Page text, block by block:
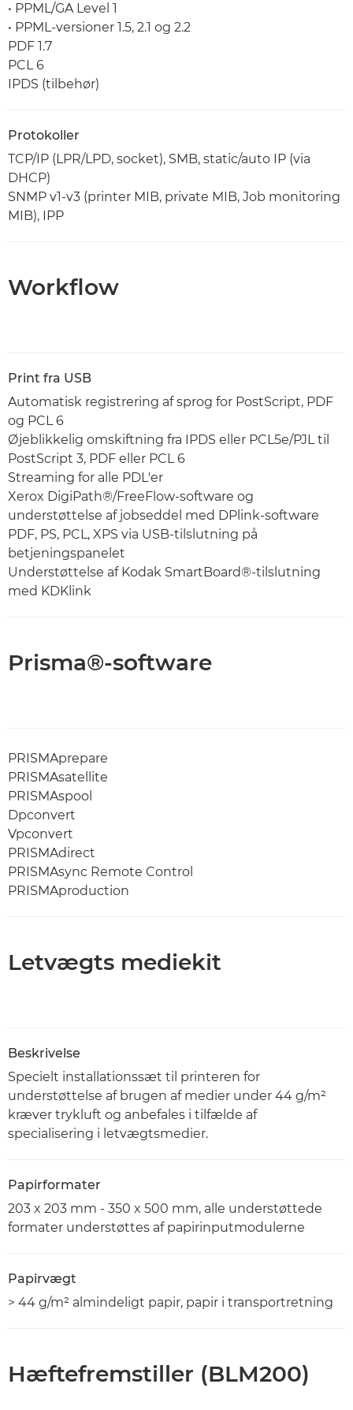
• PPML/GA Level 1
• PPML-versioner 1.5, 2.1 og 2.2
PDF 1.7
PCL 6
IPDS (tilbehør)
Protokoller
TCP/IP (LPR/LPD, socket), SMB, static/auto IP (via
DHCP)
SNMP v1-v3 (printer MIB, private MIB, Job monitoring
MIB), IPP
Workflow
Print fra USB
Automatisk registrering af sprog for PostScript, PDF
og PCL 6
Øjeblikkelig omskiftning fra IPDS eller PCL5e/PJL til
PostScript 3, PDF eller PCL 6
Streaming for alle PDL'er
Xerox DigiPath®/FreeFlow-software og
understøttelse af jobseddel med DPlink-software
PDF, PS, PCL, XPS via USB-tilslutning på
betjeningspanelet
Understøttelse af Kodak SmartBoard®-tilslutning
med KDKlink
Prisma®-software
PRISMAprepare
PRISMAsatellite
PRISMAspool
Dpconvert
Vpconvert
PRISMAdirect
PRISMAsync Remote Control
PRISMAproduction
Letvægts mediekit
Beskrivelse
Specielt installationssæt til printeren for
understøttelse af brugen af medier under 44 g/m²
kræver trykluft og anbefales i tilfælde af
specialisering i letvægtsmedier.
Papirformater
203 x 203 mm - 350 x 500 mm, alle understøttede
formater understøttes af papirinputmodulerne
Papirvægt
> 44 g/m² almindeligt papir, papir i transportretning
Hæftefremstiller (BLM200)